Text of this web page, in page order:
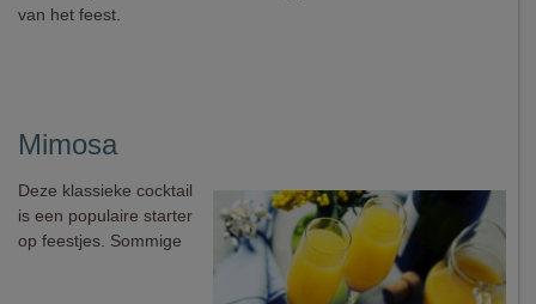
van het feest.
Mimosa
Deze klassieke cocktail
is een populaire starter
op feestjes. Sommige